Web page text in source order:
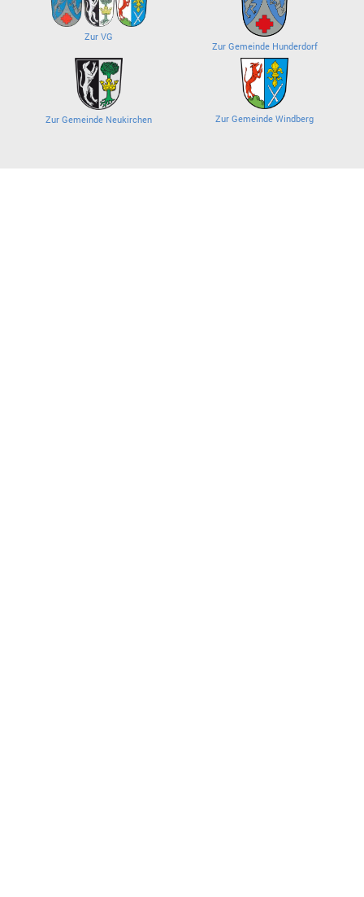
Zur VG
Zur Gemeinde Hunderdorf
Zur Gemeinde Neukirchen Zur Gemeinde Windberg